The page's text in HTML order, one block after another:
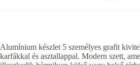
Alumínium készlet 5 személyes grafit
karfákkal és asztallappal. Modern szett,